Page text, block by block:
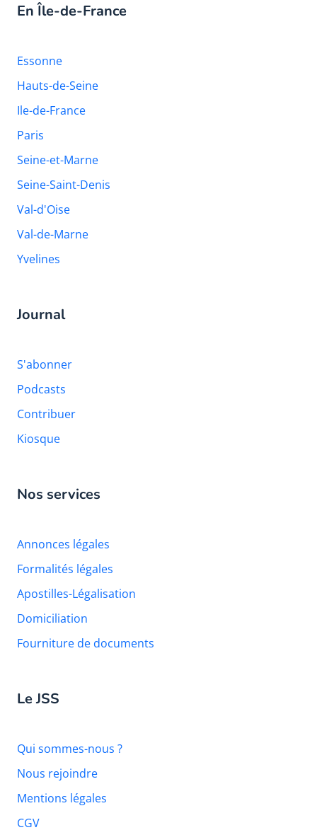
En Île-de-France
Essonne
Hauts-de-Seine
Ile-de-France
Paris
Seine-et-Marne
Seine-Saint-Denis
Val-d'Oise
Val-de-Marne
Yvelines
Journal
S'abonner
Podcasts
Contribuer
Kiosque
Nos services
Annonces légales
Formalités légales
Apostilles-Légalisation
Domiciliation
Fourniture de documents
Le JSS
Qui sommes-nous ?
Nous rejoindre
Mentions légales
CGV